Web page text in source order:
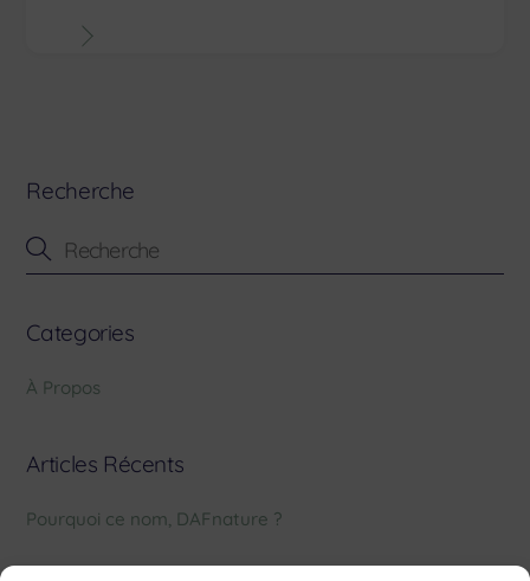
Recherche
Categories
À Propos
Articles Récents
Pourquoi ce nom, DAFnature ?